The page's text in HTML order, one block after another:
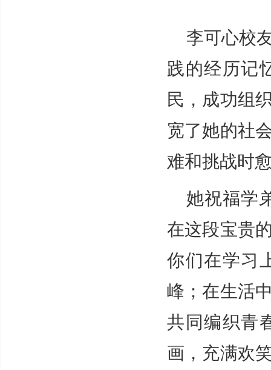
李可心校
践的经历记
民，成功组
宽了她的社
难和挑战时
她祝福学
在这段宝贵
你们在学习
峰；在生活
共同编织青
画，充满欢